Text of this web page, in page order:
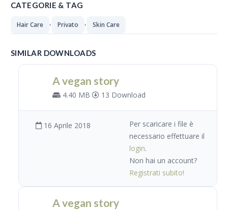
CATEGORIE & TAG
Hair Care , Privato , Skin Care
SIMILAR DOWNLOADS
A vegan story
4.40 MB 13 Download
16 Aprile 2018
Per scaricare i file è
necessario effettuare il
login.
Non hai un account?
Registrati subito!
A vegan story